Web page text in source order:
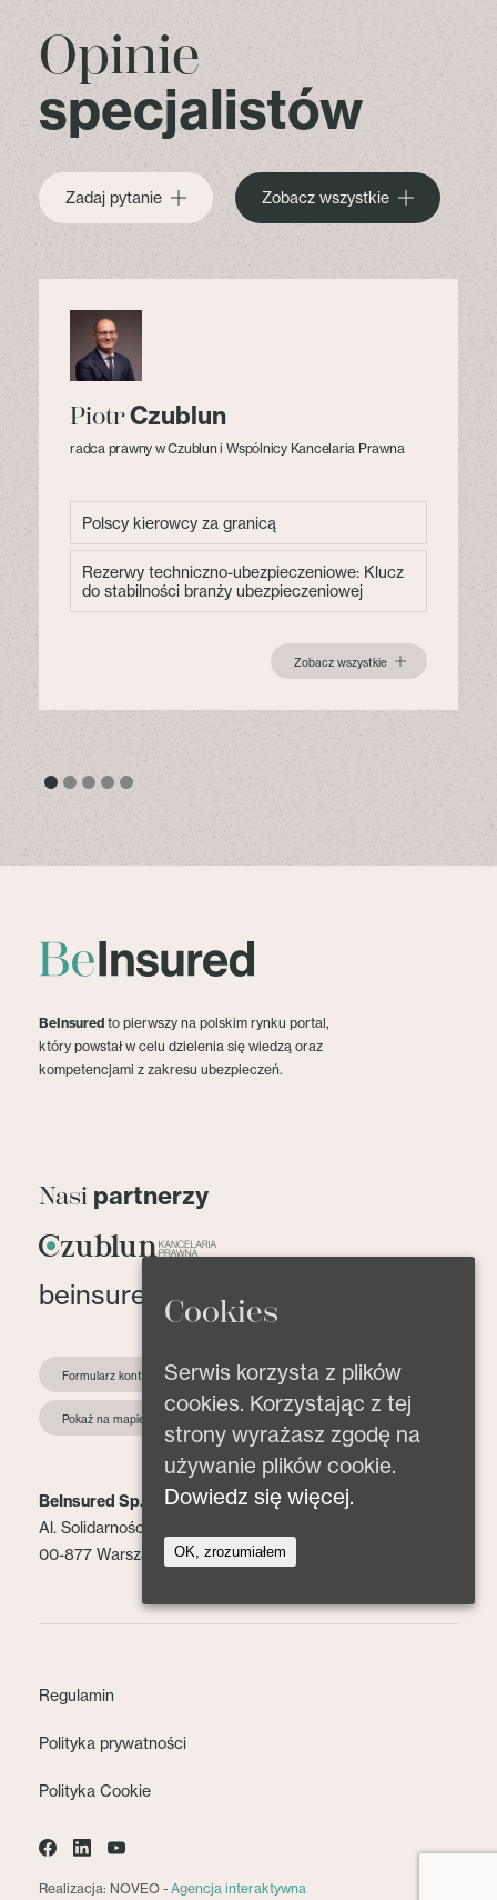
Opinie
specjalistów
Zadaj pytanie Zobacz wszystkie
PiotrCzublun
radca prawny w Czublun i Wspólnicy Kancelaria Prawna
Polscy kierowcy za granicą
Rezerwy techniczno-ubezpieczeniowe: Klucz
do stabilności branży ubezpieczeniowej
Zobacz wszystkie
BeInsured to pierwszy na polskim rynku portal,
który powstał w celu dzielenia się wiedzą oraz
kompetencjami z zakresu ubezpieczeń.
Nasi partnerzy
beinsured@beinsured.pl
Formularz kontaktowy
Pokaż na mapie
BeInsured Sp. z o.o.
Al. Solidarności 153 lok. 2
00-877 Warszawa
Regulamin
Polityka prywatności
Polityka Cookie
Realizacja: NOVEO - Agencja interaktywna
Cookies
Serwis korzysta z plików
cookies. Korzystając z tej
strony wyrażasz zgodę na
używanie plików cookie.
Dowiedz się więcej.
OK, zrozumiałem